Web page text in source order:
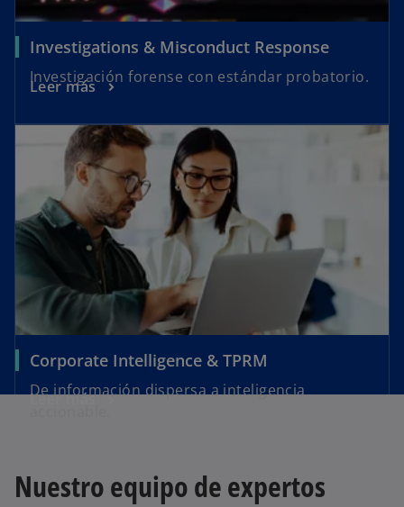
Investigations & Misconduct Response
Investigación forense con estándar probatorio.
Leer más
Corporate Intelligence & TPRM
De información dispersa a inteligencia
Leer más
Nuestro equipo de expertos